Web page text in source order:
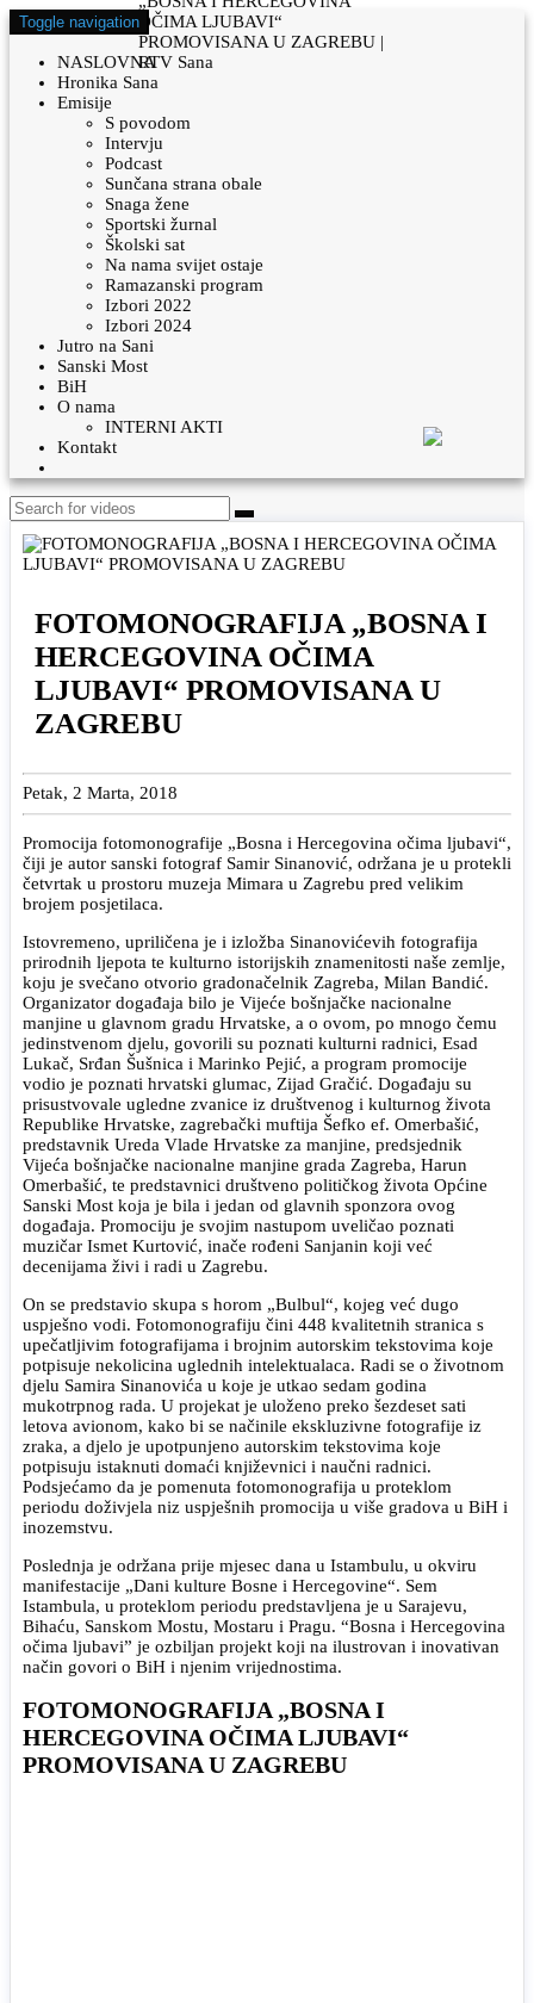
Toggle navigation
NASLOVNA
Hronika Sana
Emisije
S povodom
Intervju
Podcast
Sunčana strana obale
Snaga žene
Sportski žurnal
Školski sat
Na nama svijet ostaje
Ramazanski program
Izbori 2022
Izbori 2024
Jutro na Sani
Sanski Most
BiH
O nama
INTERNI AKTI
Kontakt
FOTOMONOGRAFIJA „BOSNA I
HERCEGOVINA OČIMA
LJUBAVI“ PROMOVISANA U
ZAGREBU
Petak, 2 Marta, 2018
Promocija fotomonografije „Bosna i Hercegovina očima ljubavi“,
čiji je autor sanski fotograf Samir Sinanović, održana je u protekli
četvrtak u prostoru muzeja Mimara u Zagrebu pred velikim
brojem posjetilaca.
Istovremeno, upriličena je i izložba Sinanovićevih fotografija
prirodnih ljepota te kulturno istorijskih znamenitosti naše zemlje,
koju je svečano otvorio gradonačelnik Zagreba, Milan Bandić.
Organizator događaja bilo je Vijeće bošnjačke nacionalne
manjine u glavnom gradu Hrvatske, a o ovom, po mnogo čemu
jedinstvenom djelu, govorili su poznati kulturni radnici, Esad
Lukač, Srđan Šušnica i Marinko Pejić, a program promocije
vodio je poznati hrvatski glumac, Zijad Gračić. Događaju su
prisustvovale ugledne zvanice iz društvenog i kulturnog života
Republike Hrvatske, zagrebački muftija Šefko ef. Omerbašić,
predstavnik Ureda Vlade Hrvatske za manjine, predsjednik
Vijeća bošnjačke nacionalne manjine grada Zagreba, Harun
Omerbašić, te predstavnici društveno političkog života Općine
Sanski Most koja je bila i jedan od glavnih sponzora ovog
događaja. Promociju je svojim nastupom uveličao poznati
muzičar Ismet Kurtović, inače rođeni Sanjanin koji već
decenijama živi i radi u Zagrebu.
On se predstavio skupa s horom „Bulbul“, kojeg već dugo
uspješno vodi. Fotomonografiju čini 448 kvalitetnih stranica s
upečatljivim fotografijama i brojnim autorskim tekstovima koje
potpisuje nekolicina uglednih intelektualaca. Radi se o životnom
djelu Samira Sinanovića u koje je utkao sedam godina
mukotrpnog rada. U projekat je uloženo preko šezdeset sati
letova avionom, kako bi se načinile ekskluzivne fotografije iz
zraka, a djelo je upotpunjeno autorskim tekstovima koje
potpisuju istaknuti domaći književnici i naučni radnici.
Podsjećamo da je pomenuta fotomonografija u proteklom
periodu doživjela niz uspješnih promocija u više gradova u BiH i
inozemstvu.
Poslednja je održana prije mjesec dana u Istambulu, u okviru
manifestacije „Dani kulture Bosne i Hercegovine“. Sem
Istambula, u proteklom periodu predstavljena je u Sarajevu,
Bihaću, Sanskom Mostu, Mostaru i Pragu. “Bosna i Hercegovina
očima ljubavi” je ozbiljan projekt koji na ilustrovan i inovativan
način govori o BiH i njenim vrijednostima.
FOTOMONOGRAFIJA „BOSNA I
HERCEGOVINA OČIMA LJUBAVI“
PROMOVISANA U ZAGREBU